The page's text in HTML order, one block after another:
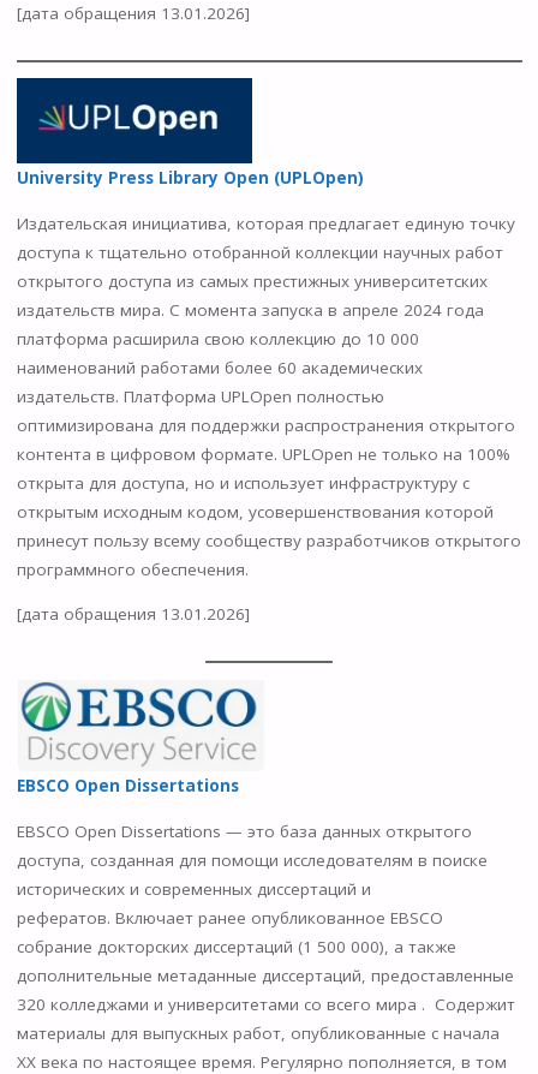
[дата обращения 13.01.2026]
University Press Library Open (UPLOpen)
Издательская инициатива, которая предлагает единую точку
доступа к тщательно отобранной коллекции научных работ
открытого доступа из самых престижных университетских
издательств мира. С момента запуска в апреле 2024 года
платформа расширила свою коллекцию до 10 000
наименований работами более 60 академических
издательств. Платформа UPLOpen полностью
оптимизирована для поддержки распространения открытого
контента в цифровом формате. UPLOpen не только на 100%
открыта для доступа, но и использует инфраструктуру с
открытым исходным кодом, усовершенствования которой
принесут пользу всему сообществу разработчиков открытого
программного обеспечения.
[дата обращения 13.01.2026]
EBSCO Open Dissertations
EBSCO Open Dissertations — это база данных открытого
доступа, созданная для помощи исследователям в поиске
исторических и современных диссертаций и
рефератов. Включает ранее опубликованное EBSCO
собрание докторских диссертаций (1 500 000), а также
дополнительные метаданные диссертаций, предоставленные
320 колледжами и университетами со всего мира . Содержит
материалы для выпускных работ, опубликованные с начала
ХХ века по настоящее время. Регулярно пополняется, в том